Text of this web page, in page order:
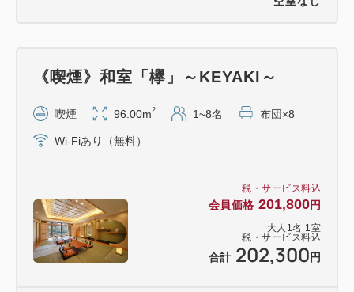
税・サービス料込
会員価格 201,800円
大人 1 名 1 室
税・サービス料込
合計 202,300 円
《喫煙》和室「欅」～KEYAKI～
喫煙 96.00m2 1~8名 布団×8
Wi-Fiあり（無料）